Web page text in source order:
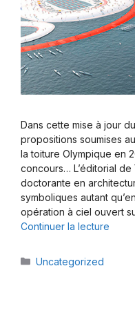
Dans cette mise à jour
propositions soumises
la toiture Olympique en
concours… L’éditorial de
doctorante en
symboliques autant
opération à ciel ouvert
Continuer la lecture
Catégories
Uncategorized